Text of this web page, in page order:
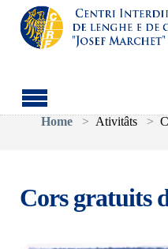
Aller au contenu principal
Vous êtes ici:
Home
Ativitâts
Cors gratuits